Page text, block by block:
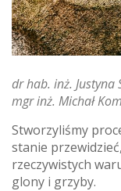
dr hab. inż. Justyna
mgr inż. Michał
Stworzyliśmy
stanie
rzeczywistych
glony i grzyby.